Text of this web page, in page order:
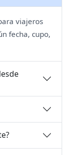
viajeros
fecha, cupo,